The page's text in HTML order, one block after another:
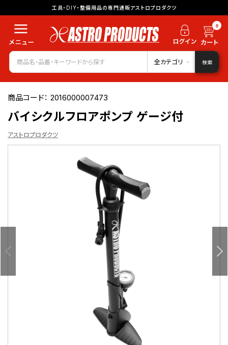
工具・DIY・整備用品の専門通販アストロプロダクツ
0
全カテゴリ 検索
商品コード：2016000007473
バイシクルフロアポンプ ゲージ付
アストロプロダクツ